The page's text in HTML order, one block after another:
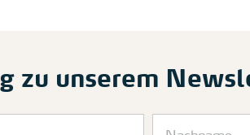
zu unserem